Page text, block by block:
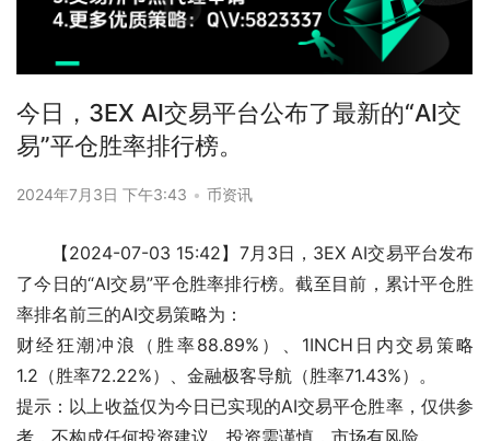
今日，3EX AI交易平台公布了最新的“AI交
易”平仓胜率排行榜。
2024年7月3日 下午3:43 • 币资讯
【2024-07-03 15:42】7月3日，3EX AI交易平台发布
了今日的“AI交易”平仓胜率排行榜。截至目前，累计平仓胜
率排名前三的AI交易策略为：
财经狂潮冲浪（胜率88.89%）、1INCH日内交易策略
1.2（胜率72.22%）、金融极客导航（胜率71.43%）。
提示：以上收益仅为今日已实现的AI交易平仓胜率，仅供参
考，不构成任何投资建议。投资需谨慎，市场有风险。